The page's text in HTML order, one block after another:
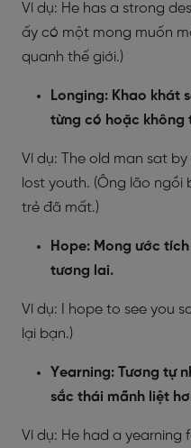
Ví dụ: He has a strong
ấy có một mong muốn
quanh thế giới.)
Longing: Khao khát
từng có hoặc không
Ví dụ: The old man sat
lost youth. (Ông lão ngồi
trẻ đã mất.)
Hope: Mong ước
tương lai.
Ví dụ: I hope to see you
lại bạn.)
Yearning: Tương tự
sắc thái mãnh liệt
Ví dụ: He had a yearning